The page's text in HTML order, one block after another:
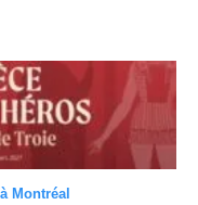
Montréal